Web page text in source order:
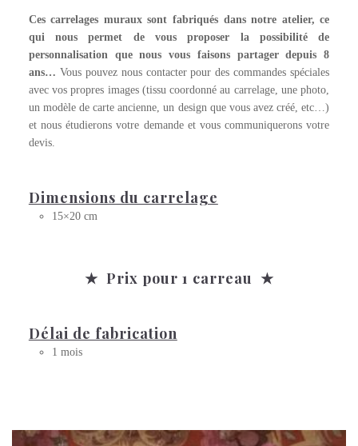
Ces carrelages muraux sont fabriqués dans notre atelier, ce
qui nous permet de vous proposer la possibilité de
personnalisation que nous vous faisons partager depuis 8
ans… Vous pouvez nous contacter pour des commandes spéciales
avec vos propres images (tissu coordonné au carrelage, une photo,
un modèle de carte ancienne, un design que vous avez créé, etc…)
et nous étudierons votre demande et vous communiquerons votre
devis.
Dimensions du carrelage
15×20 cm
★ Prix pour 1 carreau ★
Délai de fabrication
1 mois